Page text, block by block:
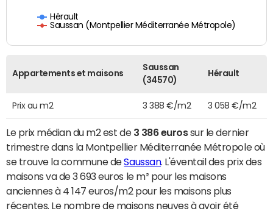
Hérault
Saussan (Montpellier Méditerranée Métropole)
Appartements et maisons
Saussan
(34570)
Hérault
Prix au m2 3 388 €/m2 3 058 €/m2
Le prix médian du m2 est de 3 386 eurossur le dernier
trimestre dans la Montpellier Méditerranée Métropole où
se trouve la commune deSaussan. L'éventail des prix des
maisons va de 3 693 euros le m² pour les maisons
anciennes à 4 147 euros/m2 pour les maisons plus
récentes. Le nombre de maisons neuves à avoir été